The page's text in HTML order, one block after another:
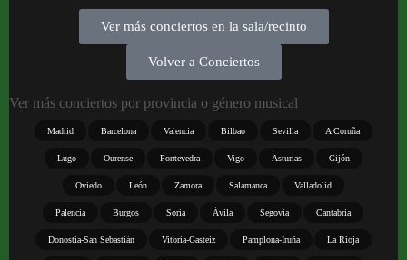
Ver más conciertos en la sala/recinto
Volver a Conciertos
Ver más conciertos por provincia o género musical
Madrid Barcelona Valencia Bilbao Sevilla A Coruña
Lugo Ourense Pontevedra Vigo Asturias Gijón
Oviedo León Zamora Salamanca Valladolid
Palencia Burgos Soria Ávila Segovia Cantabria
Donostia-San Sebastián Vitoria-Gasteiz Pamplona-Iruña La Rioja